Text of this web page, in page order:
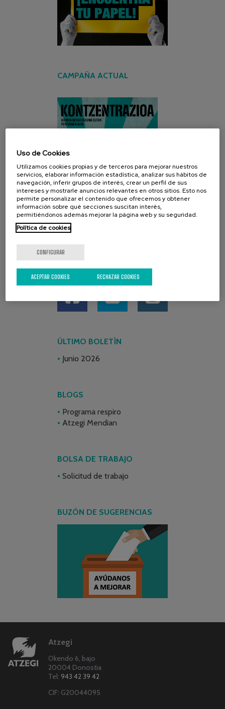
CAMPAÑA ACTUAL
REDES SOCIALES
ÚLTIMO BOLETÍN
Junio 2026
BLOGS
Programa respiro
Atzegi Mendian
BOLSA DE TRABAJO
Solicitud de trabajo
BUZÓN DE SUGERENCIAS
Atzegi
Okendo 6, bajo
20004 Donostia
Tel: 943 42 39 42
CIF: G20044095
Uso de Cookies
Utilizamos cookies propias y de terceros para mejorar nuestros
servicios, elaborar información estadística, analizar sus hábitos de
navegación, inferir grupos de interés, crear un perfil de sus
intereses y mostrarle anuncios relevantes en otros sitios. Esto nos
permite personalizar el contenido que ofrecemos y obtener
información sobre qué secciones suscitan interés,
permitiéndonos además mejorar la página web y su seguridad.
Política de cookies
CONFIGURAR
RECHAZAR COOKIES
ACEPTAR COOKIES